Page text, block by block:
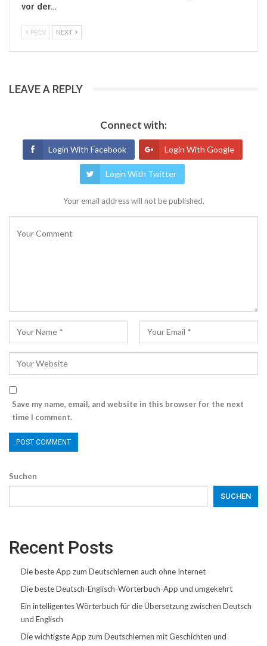
vor der…
PREV NEXT
LEAVE A REPLY
Connect with:
Login With Facebook Login With Google
Login With Twitter
Your email address will not be published.
Save my name, email, and website in this browser for the next
time I comment.
Suchen
SUCHEN
Recent Posts
Die beste App zum Deutschlernen auch ohne Internet
Die beste Deutsch-Englisch-Wörterbuch-App und umgekehrt
Ein intelligentes Wörterbuch für die Übersetzung zwischen Deutsch
und Englisch
Die wichtigste App zum Deutschlernen mit Geschichten und